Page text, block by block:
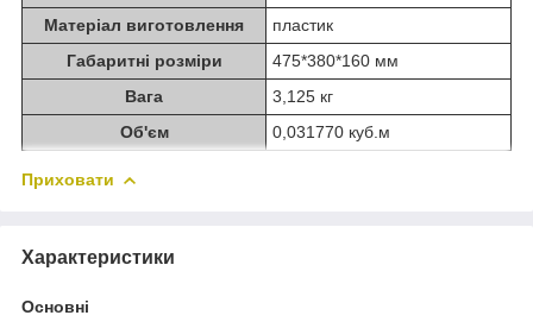
Матеріал виготовлення
пластик
Габаритні розміри
475*380*160 мм
Вага
3,125 кг
Об'єм
0,031770 куб.м
Приховати
Характеристики
Основні